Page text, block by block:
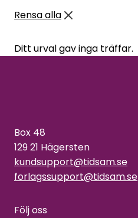
Rensa alla
Ditt urval gav inga träffar.
Box 48
129 21 Hägersten
kundsupport@tidsam.se
forlagssupport@tidsam.se
Följ oss